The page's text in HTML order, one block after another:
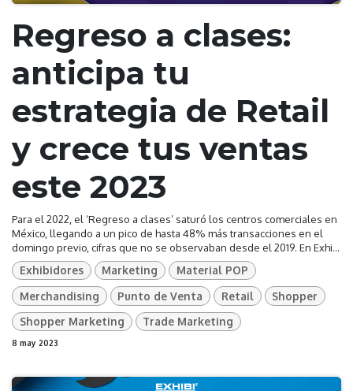
Regreso a clases:
anticipa tu
estrategia de Retail
y crece tus ventas
este 2023
Para el 2022, el ‘Regreso a clases’ saturó los centros comerciales en
México, llegando a un pico de hasta 48% más transacciones en el
domingo previo, cifras que no se observaban desde el 2019. En Exhi...
Exhibidores Marketing
Material POP
Merchandising
Punto de Venta Retail
Shopper
Shopper Marketing
Trade Marketing
8 may 2023